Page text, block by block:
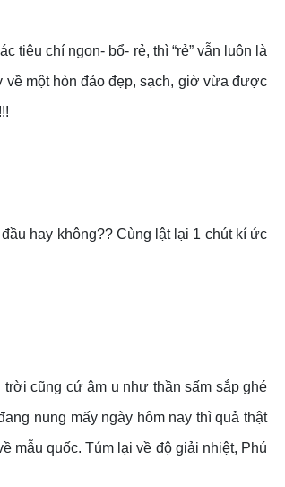
tiêu chí ngon- bổ- rẻ, thì “rẻ” vẫn luôn là
một hòn đảo đẹp, sạch, giờ vừa được
hay không?? Cùng lật lại 1 chút kí ức
cũng cứ âm u như thần sấm sắp ghé
nung mấy ngày hôm nay thì quả thật
mẫu quốc. Túm lại về độ giải nhiệt, Phú